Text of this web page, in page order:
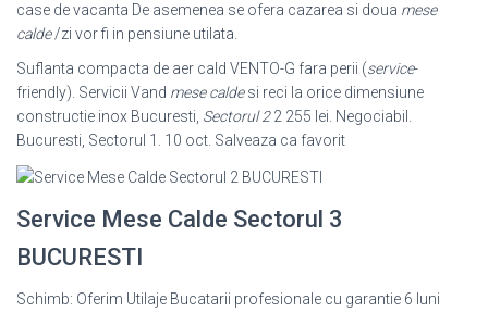
case de vacanta De asemenea se ofera cazarea si doua mese
calde/zi vor fi in pensiune utilata.
Suflanta compacta de aer cald VENTO-G fara perii (service-
friendly). Servicii Vand mese caldesi reci la orice dimensiune
constructie inox Bucuresti, Sectorul 22 255 lei. Negociabil.
Bucuresti, Sectorul 1. 10 oct. Salveaza ca favorit
Service Mese Calde Sectorul 3
BUCURESTI
Schimb: Oferim Utilaje Bucatarii profesionale cu garantie 6 luni